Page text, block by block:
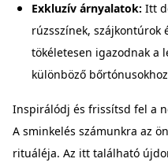
Exkluzív árnyalatok: Itt
rúzsszínek, szájkontúrok
tökéletesen igazodnak a
különböző
Inspirálódj és frissítsd fel a
A sminkelés számunkra az
rituáléja. Az itt található